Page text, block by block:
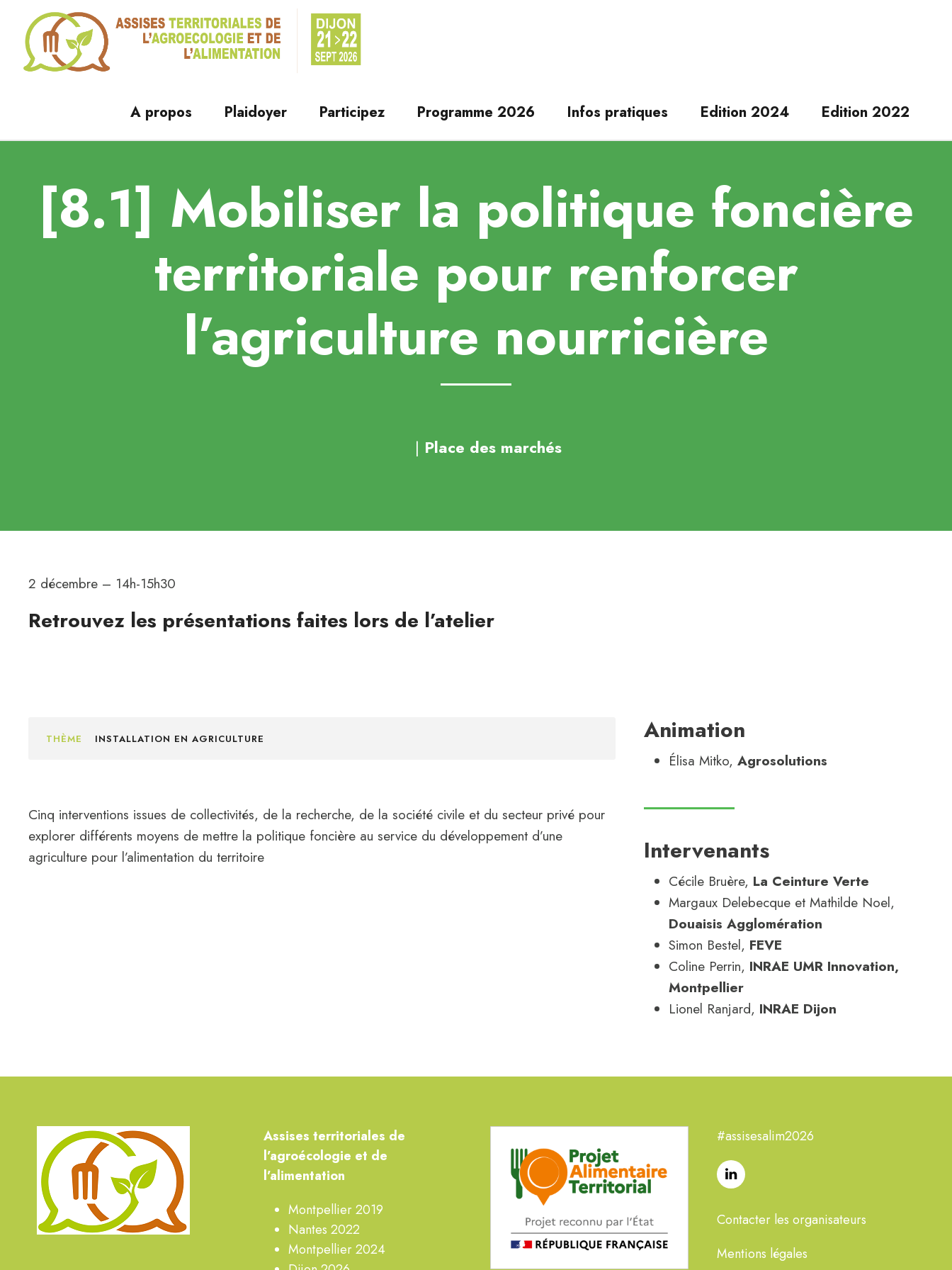
A propos Plaidoyer Participez Programme 2026 Infos pratiques Edition 2024 Edition 2022
[8.1] Mobiliser la politique foncière
territoriale pour renforcer
l’agriculture nourricière
| Place des marchés
2 décembre – 14h-15h30
Retrouvez les présentations faites lors de l’atelier
THÈME INSTALLATION EN AGRICULTURE
Cinq interventions issues de collectivités, de la recherche, de la société civile et du secteur privé pour
explorer différents moyens de mettre la politique foncière au service du développement d’une
agriculture pour l’alimentation du territoire
Animation
Élisa Mitko,Agrosolutions
Intervenants
Cécile Bruère, La Ceinture Verte
Margaux Delebecque et Mathilde Noel,
Douaisis Agglomération
Simon Bestel, FEVE
Coline Perrin, INRAE UMR Innovation,
Montpellier
Lionel Ranjard, INRAE Dijon
Assises territoriales de
l’agroécologie et de
l’alimentation
Montpellier 2019
Nantes 2022
Montpellier 2024
#assisesalim2026
Contacter les organisateurs
Mentions légales